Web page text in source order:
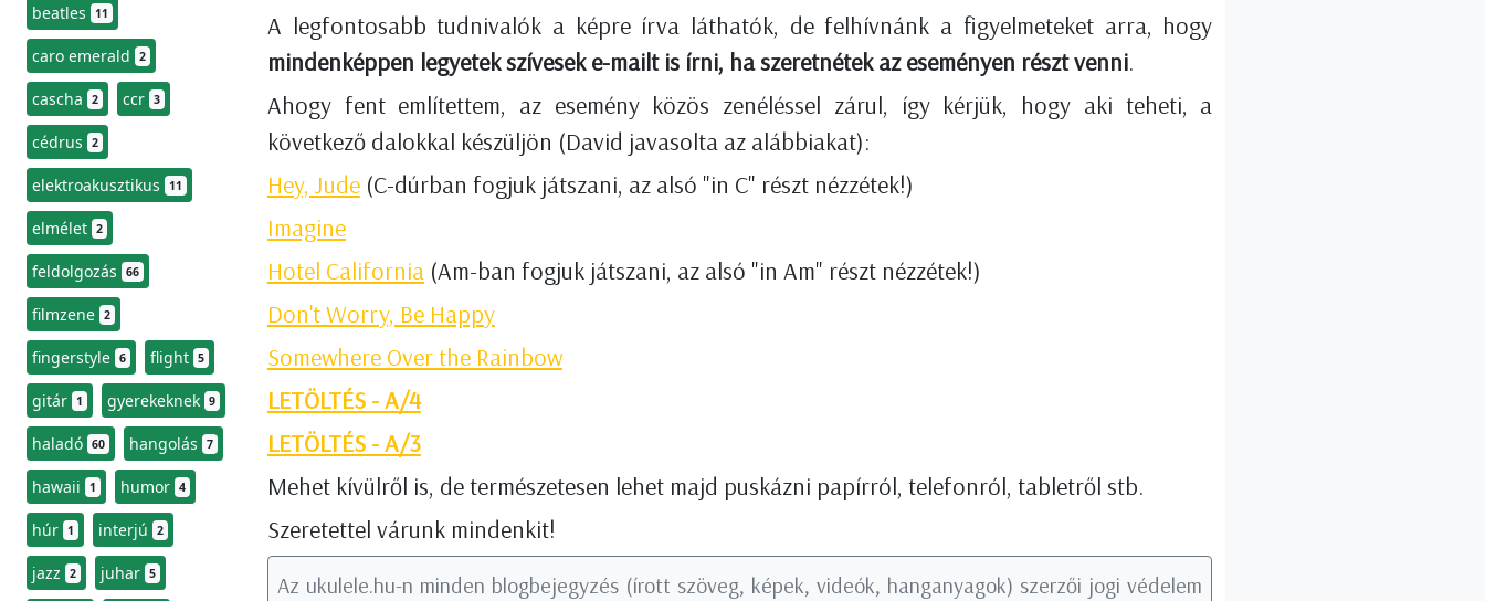
beatles 11
caro emerald 2
cascha 2 ccr 3
cédrus 2
elektroakusztikus 11
elmélet 2
feldolgozás 66
filmzene 2
fingerstyle 6 flight 5
gitár 1 gyerekeknek 9
haladó 60 hangolás 7
hawaii 1 humor 4
húr 1 interjú 2
jazz 2 juhar 5
A legfontosabb tudnivalók a képre írva láthatók, de felhívnánk a figyelmeteket arra, hogy
mindenképpen legyetek szívesek e-mailt is írni, ha szeretnétek az eseményen részt venni.
Ahogy fent említettem, az esemény közös zenéléssel zárul, így kérjük, hogy aki teheti, a
következő dalokkal készüljön (David javasolta az alábbiakat):
Hey, Jude(C-dúrban fogjuk játszani, az alsó "in C" részt nézzétek!)
Imagine
Hotel California(Am-ban fogjuk játszani, az alsó "in Am" részt nézzétek!)
Don't Worry, Be Happy
Somewhere Over the Rainbow
LETÖLTÉS - A/4
LETÖLTÉS - A/3
Mehet kívülről is, de természetesen lehet majd puskázni papírról, telefonról, tabletről stb.
Szeretettel várunk mindenkit!
Az ukulele.hu-n minden blogbejegyzés (írott szöveg, képek, videók, hanganyagok) szerzői jogi védelem